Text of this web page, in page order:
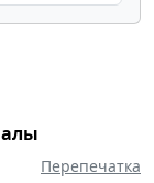
Перепечатка